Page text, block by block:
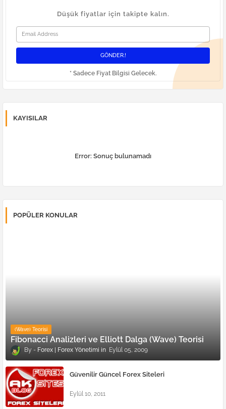
Düşük fiyatlar için takipte kalın.
* Sadece Fiyat Bilgisi Gelecek.
KAYISILAR
Error: Sonuç bulunamadı
POPÜLER KONULAR
(Wave) Teorisi
Fibonacci Analizleri ve Elliott Dalga (Wave) Teorisi
Forex | Forex Yönetimi Eylül 05, 2009
Güvenilir Güncel Forex Siteleri
Eylül 10, 2011